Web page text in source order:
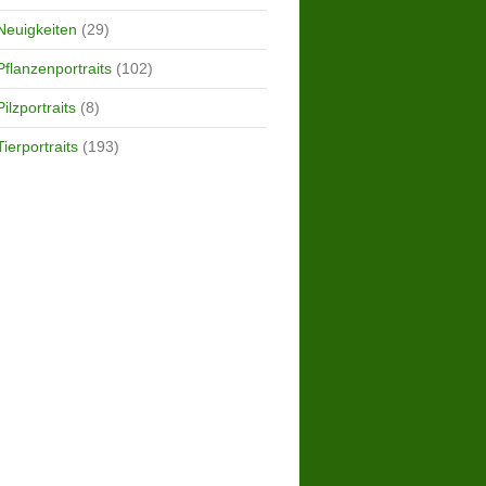
(29)
(102)
(8)
(193)